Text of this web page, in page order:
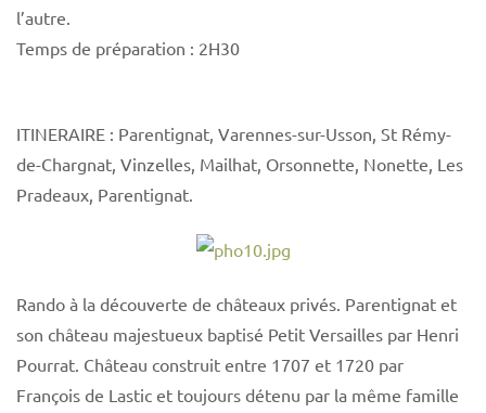
l’autre.
Temps de préparation : 2H30
ITINERAIRE : Parentignat, Varennes-sur-Usson, St Rémy-
de-Chargnat, Vinzelles, Mailhat, Orsonnette, Nonette, Les
Pradeaux, Parentignat.
Rando à la découverte de châteaux privés. Parentignat et
son château majestueux baptisé Petit Versailles par Henri
Pourrat. Château construit entre 1707 et 1720 par
François de Lastic et toujours détenu par la même famille